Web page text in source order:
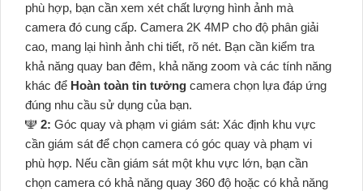
phù hợp, bạn cần xem xét chất lượng hình ảnh mà
camera đó cung cấp. Camera 2K 4MP cho độ phân giải
cao, mang lại hình ảnh chi tiết, rõ nét. Bạn cần kiểm tra
khả năng quay ban đêm, khả năng zoom và các tính năng
khác để Hoàn toàn tin tưởng camera chọn lựa đáp ứng
đúng nhu cầu sử dụng của bạn.
️🕎 2: Góc quay và phạm vi giám sát: Xác định khu vực
cần giám sát để chọn camera có góc quay và phạm vi
phù hợp. Nếu cần giám sát một khu vực lớn, bạn cần
chọn camera có khả năng quay 360 độ hoặc có khả năng